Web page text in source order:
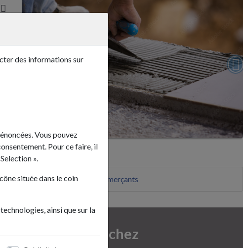
des informations sur
Vous pouvez
Pour ce faire, il
».
située dans le coin
ainsi que sur la
Sous-catégories
Les artisans et les commerçants
Pour venir chez